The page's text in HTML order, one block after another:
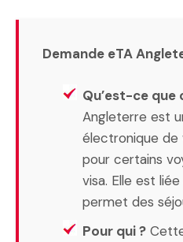
Demande eTA
Qu’est-ce que
Angleterre est
électronique de
pour certains
visa. Elle est
permet des
Pour qui ?